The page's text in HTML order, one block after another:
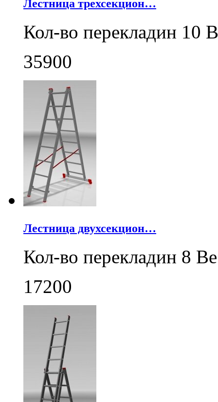
Лестница трехсекцион…
Кол-во перекладин 10
35900
Лестница двухсекцион…
Кол-во перекладин 8
17200